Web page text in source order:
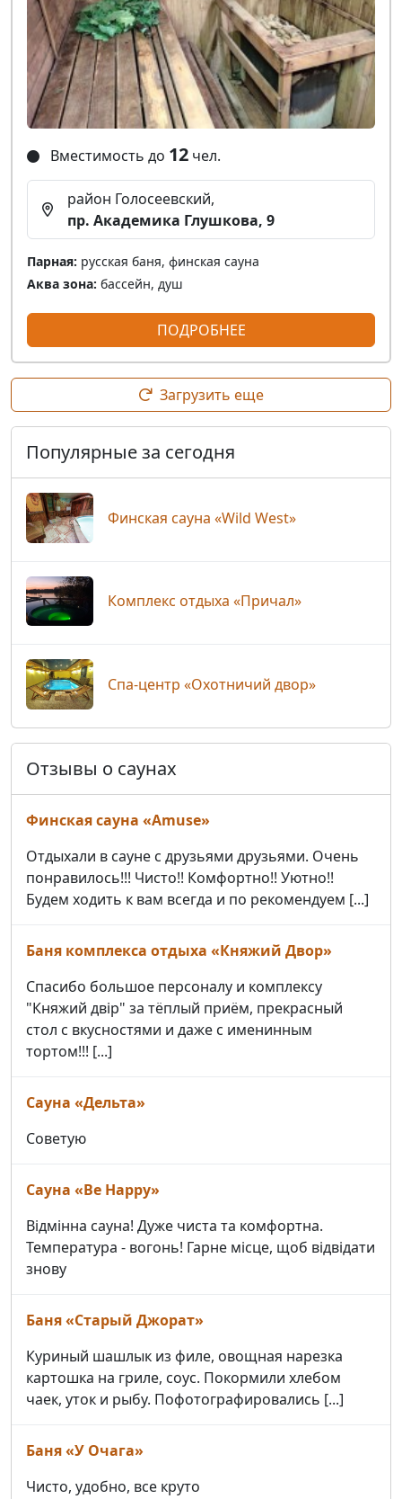
Вместимость до 12 чел.
район Голосеевский,
пр. Академика Глушкова, 9
Парная: русская баня, финская сауна
Аква зона: бассейн, душ
ПОДРОБНЕЕ
Загрузить еще
Популярные за сегодня
Финская сауна «Wild West»
Комплекс отдыха «Причал»
Спа-центр «Охотничий двор»
Отзывы о саунах
Финская сауна «Amuse»
Отдыхали в сауне с друзьями друзьями. Очень
понравилось!!! Чисто!! Комфортно!! Уютно!!
Будем ходить к вам всегда и по рекомендуем [...]
Баня комплекса отдыха «Княжий Двор»
Спасибо большое персоналу и комплексу
"Княжий двір" за тёплый приём, прекрасный
стол с вкусностями и даже с именинным
тортом!!! [...]
Сауна «Дельта»
Советую
Сауна «Be Happy»
Відмінна сауна! Дуже чиста та комфортна.
Температура - вогонь! Гарне місце, щоб відвідати
знову
Баня «Старый Джорат»
Куриный шашлык из филе, овощная нарезка
картошка на гриле, соус. Покормили хлебом
чаек, уток и рыбу. Пофотографировались [...]
Баня «У Очага»
Чисто, удобно, все круто